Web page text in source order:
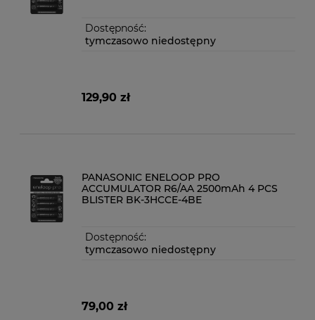
Dostępność:
tymczasowo niedostępny
129,90 zł
PANASONIC ENELOOP PRO
ACCUMULATOR R6/AA 2500mAh 4 PCS
BLISTER BK-3HCCE-4BE
Dostępność:
tymczasowo niedostępny
79,00 zł